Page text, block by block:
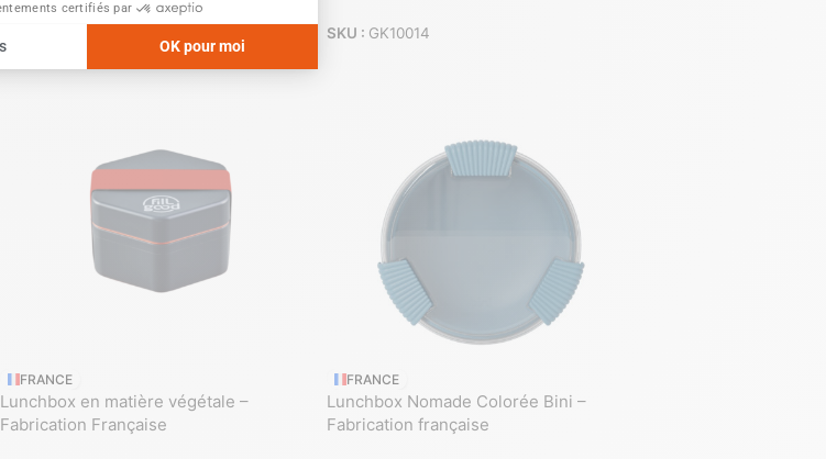
SKU : GK10014
FRANCE
Lunchbox en matière végétale –
Fabrication Française
FRANCE
Lunchbox Nomade Colorée Bini –
Fabrication française